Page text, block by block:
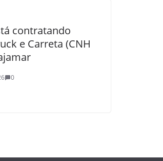
contratando
e Carreta (CNH
0